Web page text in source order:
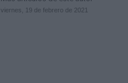
viernes, 19 de febrero de 2021